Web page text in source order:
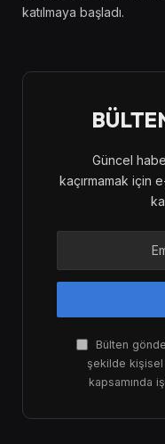
katılmaya başladı.
Güncel
kaçırmamak için
Bülten
şekilde kişisel
kapsamında